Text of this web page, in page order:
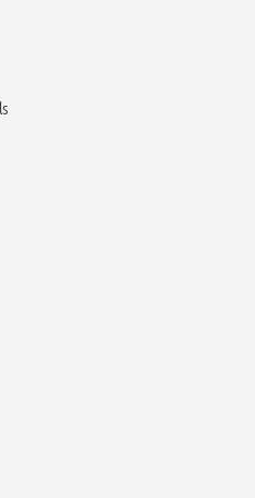
und profitieren.
neu
Online-Archiv
mit Rabatten